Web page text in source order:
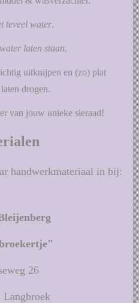
teveel water.
laten staan.
uitknijpen en (zo) plat
drogen.
van jouw unieke sieraad!
handwerkmateriaal in bij:
26
Langbroek